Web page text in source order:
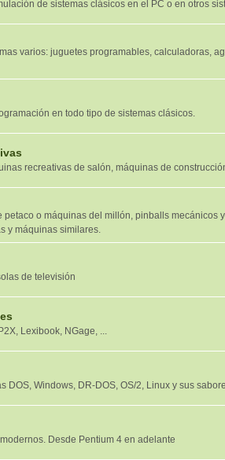
de sistemas clásicos en el PC o en otros
varios: juguetes programables, calculadoras,
en todo tipo de sistemas clásicos.
recreativas de salón, máquinas de
petaco o máquinas del millón, pinballs
y máquinas similares.
de televisión
Lexibook, NGage, ...
DOS, Windows, DR-DOS, OS/2, Linux y sus
Desde Pentium 4 en adelante